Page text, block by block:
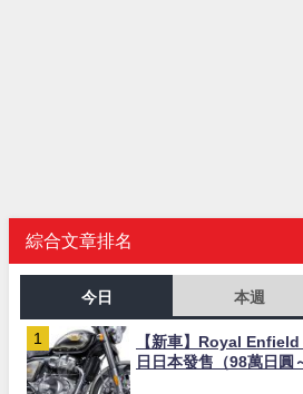
綜合文章排名
今日 本週
【新車】Royal
日日本發售（98萬日圓